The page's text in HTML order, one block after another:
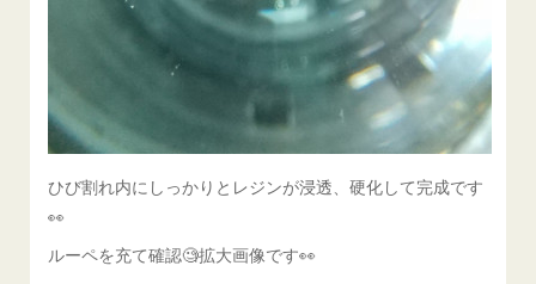
ひび割れ内にしっかりとレジンが浸透、硬化して完成です
👀
ルーペを充て確認🧐拡大画像です👀